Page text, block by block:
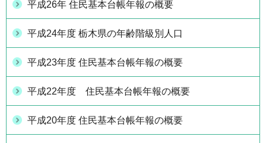
平成26年 住民基本台帳年報の概要
平成24年度 栃木県の年齢階級別人口
平成23年度 住民基本台帳年報の概要
平成22年度 住民基本台帳年報の概要
平成20年度 住民基本台帳年報の概要